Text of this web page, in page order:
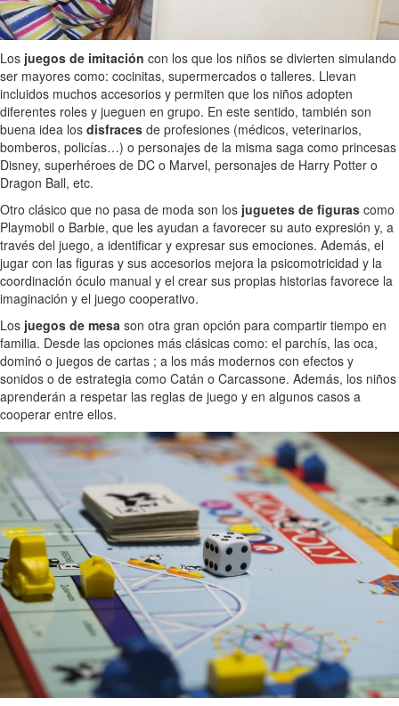
Los juegos de imitación con los que los niños se divierten simulando
ser mayores como: cocinitas, supermercados o talleres. Llevan
incluidos muchos accesorios y permiten que los niños adopten
diferentes roles y jueguen en grupo. En este sentido, también son
buena idea los disfraces de profesiones (médicos, veterinarios,
bomberos, policías…) o personajes de la misma saga como princesas
Disney, superhéroes de DC o Marvel, personajes de Harry Potter o
Dragon Ball, etc.
Otro clásico que no pasa de moda son los juguetes de figuras como
Playmobil o Barbie, que les ayudan a favorecer su auto expresión y, a
través del juego, a identificar y expresar sus emociones. Además, el
jugar con las figuras y sus accesorios mejora la psicomotricidad y la
coordinación óculo manual y el crear sus propias historias favorece la
imaginación y el juego cooperativo.
Los juegos de mesa son otra gran opción para compartir tiempo en
familia. Desde las opciones más clásicas como: el parchís, las oca,
dominó o juegos de cartas ; a los más modernos con efectos y
sonidos o de estrategia como Catán o Carcassone. Además, los niños
aprenderán a respetar las reglas de juego y en algunos casos a
cooperar entre ellos.